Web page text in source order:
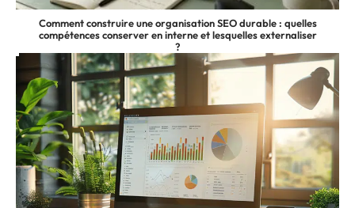
Comment construire une organisation SEO durable : quelles
compétences conserver en interne et lesquelles externaliser
?